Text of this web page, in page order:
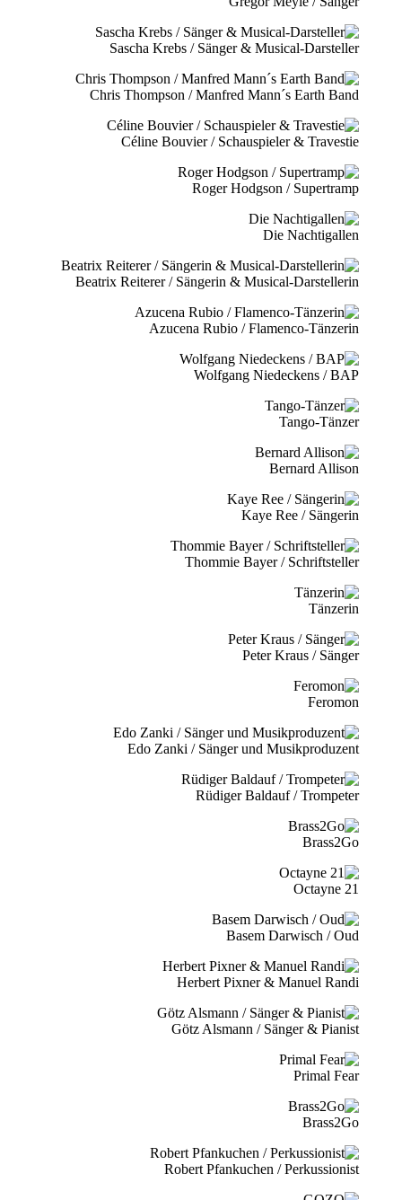
Sascha Krebs / Sänger & Musical-Darsteller
Chris Thompson / Manfred Mann´s Earth Band
Céline Bouvier / Schauspieler & Travestie
Roger Hodgson / Supertramp
Die Nachtigallen
Beatrix Reiterer / Sängerin & Musical-Darstellerin
Azucena Rubio / Flamenco-Tänzerin
Wolfgang Niedeckens / BAP
Tango-Tänzer
Bernard Allison
Kaye Ree / Sängerin
Thommie Bayer / Schriftsteller
Tänzerin
Peter Kraus / Sänger
Feromon
Edo Zanki / Sänger und Musikproduzent
Rüdiger Baldauf / Trompeter
Brass2Go
21 Octayne
Basem Darwisch / Oud
Herbert Pixner & Manuel Randi
Götz Alsmann / Sänger & Pianist
Primal Fear
Brass2Go
Robert Pfankuchen / Perkussionist